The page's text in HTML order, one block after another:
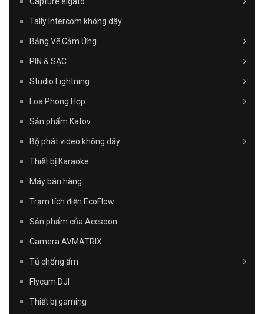
Tally Intercom không dây
Bảng Vẽ Cảm Ứng
PIN & SẠC
Studio Lightning
Loa Phòng Họp
Sản phẩm Katov
Bộ phát video không dây
Thiết bị Karaoke
Máy bán hàng
Trạm tích điện EcoFlow
Sản phẩm của Accsoon
Camera AVMATRIX
Tủ chống ẩm
Flycam DJI
Thiết bị gaming